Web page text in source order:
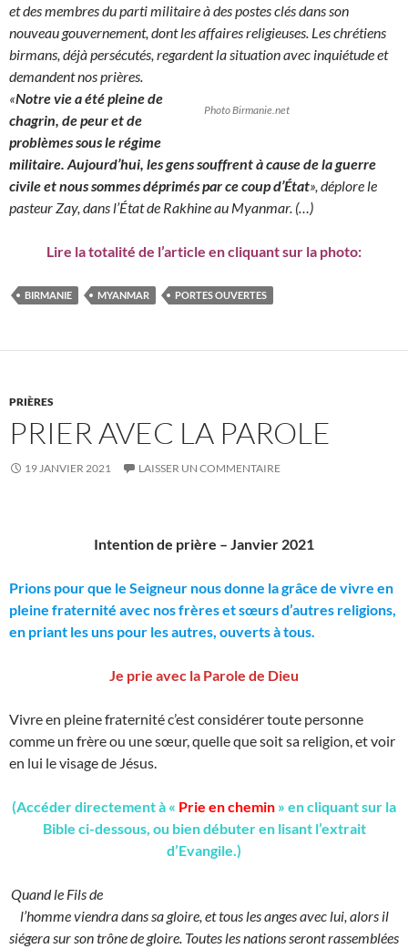
et des membres du parti militaire à des postes clés dans son
nouveau gouvernement, dont les affaires religieuses. Les chrétiens
birmans, déjà persécutés, regardent la situation avec inquiétude et
demandent nos prières.
Photo Birmanie.net
«Notre vie a été pleine de
chagrin, de peur et de
problèmes sous le régime
militaire. Aujourd’hui, les gens souffrent à cause de la guerre
civile et nous sommes déprimés par ce coup d’État», déplore le
pasteur Zay, dans l’État de Rakhine au Myanmar. (…)
Lire la totalité de l’article en cliquant sur la photo:
BIRMANIE MYANMAR PORTES OUVERTES
PRIÈRES
PRIER AVEC LA PAROLE
19 JANVIER 2021 LAISSER UN COMMENTAIRE
Intention de prière – Janvier 2021
Prions pour que le Seigneur nous donne la grâce de vivre en
pleine fraternité avec nos frères et sœurs d’autres religions,
en priant les uns pour les autres, ouverts à tous.
Je prie avec la Parole de Dieu
Vivre en pleine fraternité c’est considérer toute personne
comme un frère ou une sœur, quelle que soit sa religion, et voir
en lui le visage de Jésus.
(Accéder directement à « Prie en chemin » en cliquant sur la
Bible ci-dessous, ou bien débuter en lisant l’extrait
d’Evangile.)
Quand le Fils de
l’homme viendra dans sa gloire, et tous les anges avec lui, alors il
siégera sur son trône de gloire. Toutes les nations seront rassemblées